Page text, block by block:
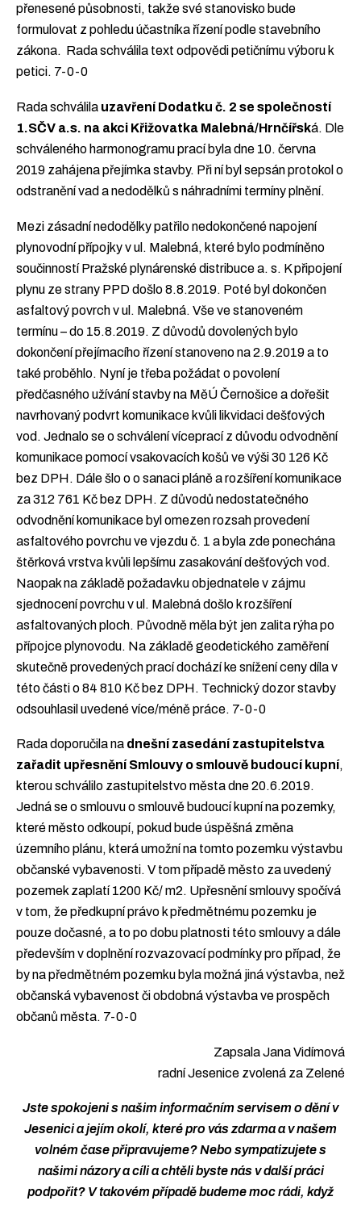
přenesené působnosti, takže své stanovisko bude
formulovat z pohledu účastníka řízení podle stavebního
zákona. Rada schválila text odpovědi petičnímu výboru k
petici. 7-0-0
Rada schválila uzavření Dodatku č. 2 se společností
1.SČV a.s. na akci Křižovatka Malebná/Hrnčířská. Dle
schváleného harmonogramu prací byla dne 10. června
2019 zahájena přejímka stavby. Při ní byl sepsán protokol o
odstranění vad a nedodělků s náhradními termíny plnění.
Mezi zásadní nedodělky patřilo nedokončené napojení
plynovodní přípojky v ul. Malebná, které bylo podmíněno
součinností Pražské plynárenské distribuce a. s. K připojení
plynu ze strany PPD došlo 8.8.2019. Poté byl dokončen
asfaltový povrch v ul. Malebná. Vše ve stanoveném
termínu – do 15.8.2019. Z důvodů dovolených bylo
dokončení přejímacího řízení stanoveno na 2.9.2019 a to
také proběhlo. Nyní je třeba požádat o povolení
předčasného užívání stavby na MěÚ Černošice a dořešit
navrhovaný podvrt komunikace kvůli likvidaci dešťových
vod. Jednalo se o schválení víceprací z důvodu odvodnění
komunikace pomocí vsakovacích košů ve výši 30 126 Kč
bez DPH. Dále šlo o o sanaci pláně a rozšíření komunikace
za 312 761 Kč bez DPH. Z důvodů nedostatečného
odvodnění komunikace byl omezen rozsah provedení
asfaltového povrchu ve vjezdu č. 1 a byla zde ponechána
štěrková vrstva kvůli lepšímu zasakování dešťových vod.
Naopak na základě požadavku objednatele v zájmu
sjednocení povrchu v ul. Malebná došlo k rozšíření
asfaltovaných ploch. Původně měla být jen zalita rýha po
přípojce plynovodu. Na základě geodetického zaměření
skutečně provedených prací dochází ke snížení ceny díla v
této části o 84 810 Kč bez DPH. Technický dozor stavby
odsouhlasil uvedené více/méně práce. 7-0-0
Rada doporučila na dnešní zasedání zastupitelstva
zařadit upřesnění Smlouvy o smlouvě budoucí kupní,
kterou schválilo zastupitelstvo města dne 20.6.2019.
Jedná se o smlouvu o smlouvě budoucí kupní na pozemky,
které město odkoupí, pokud bude úspěšná změna
územního plánu, která umožní na tomto pozemku výstavbu
občanské vybavenosti. V tom případě město za uvedený
pozemek zaplatí 1200 Kč/ m2. Upřesnění smlouvy spočívá
v tom, že předkupní právo k předmětnému pozemku je
pouze dočasné, a to po dobu platnosti této smlouvy a dále
především v doplnění rozvazovací podmínky pro případ, že
by na předmětném pozemku byla možná jiná výstavba, než
občanská vybavenost či obdobná výstavba ve prospěch
občanů města. 7-0-0
Zapsala Jana Vidímová
radní Jesenice zvolená za Zelené
Jste spokojeni s našim informačním servisem o dění v
Jesenici a jejím okolí, které pro vás zdarma a v našem
volném čase připravujeme? Nebo sympatizujete s
našimi názory a cíli a chtěli byste nás v další práci
podpořit? V takovém případě budeme moc rádi, když